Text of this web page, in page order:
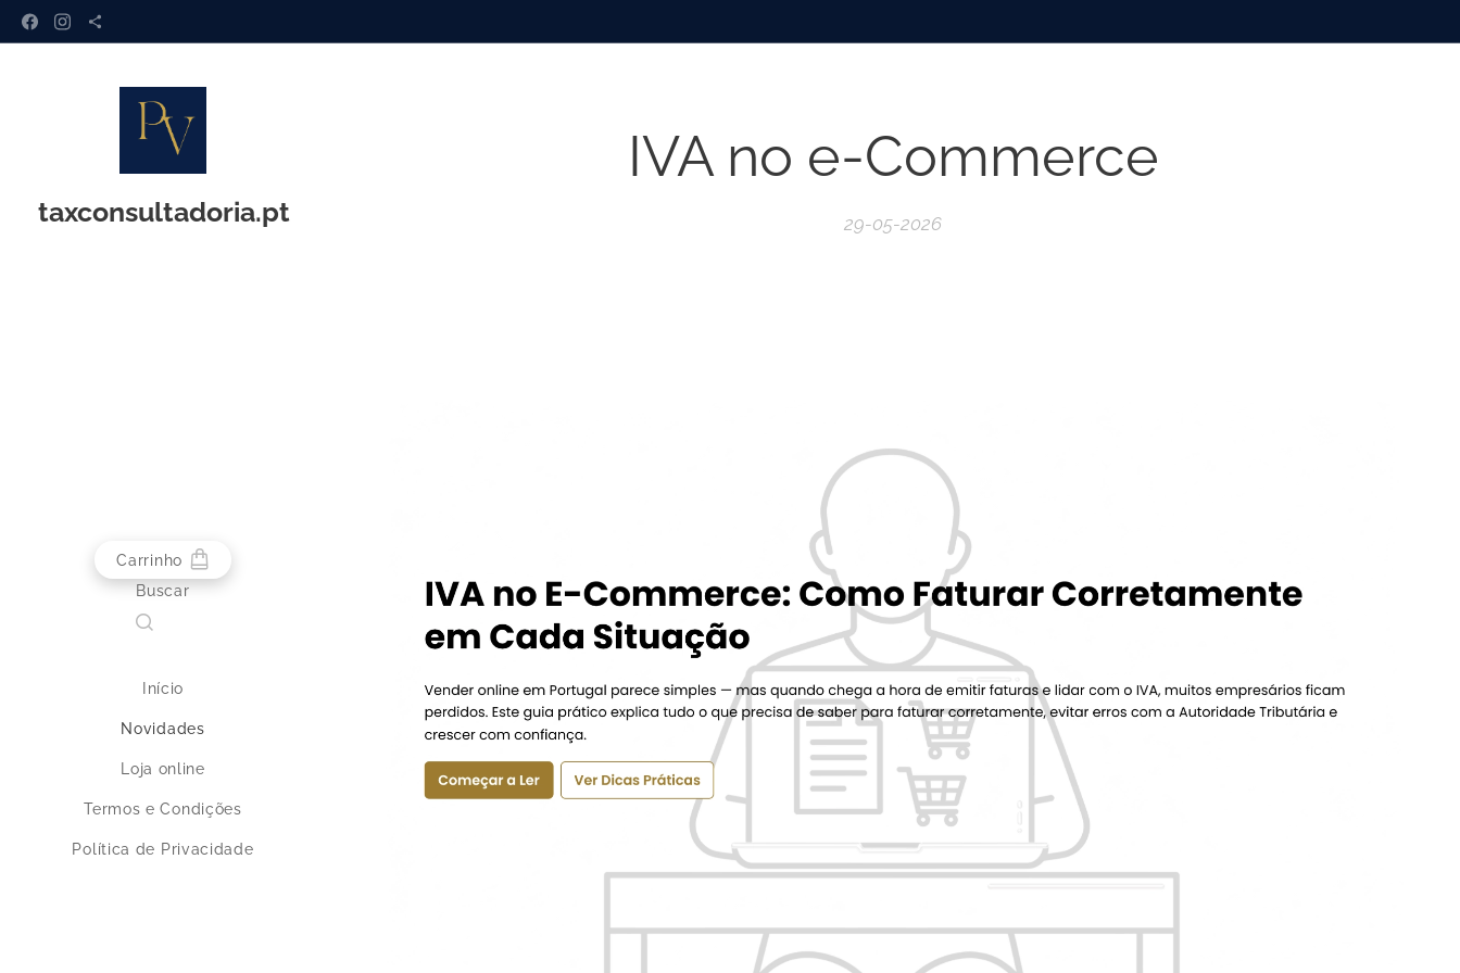
taxconsultadoria.pt
Carrinho
Buscar
Início
Novidades
Loja online
Termos e Condições
Política de Privacidade
IVA no e-Commerce
29-05-2026